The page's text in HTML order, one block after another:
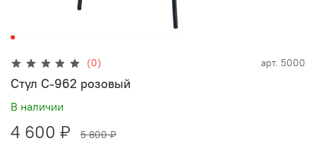
(0) арт. 5000
Стул С-962 розовый
В наличии
4 600 ₽ 5 800 ₽